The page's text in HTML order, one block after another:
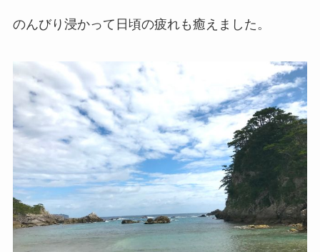
のんびり浸かって日頃の疲れも癒えました。